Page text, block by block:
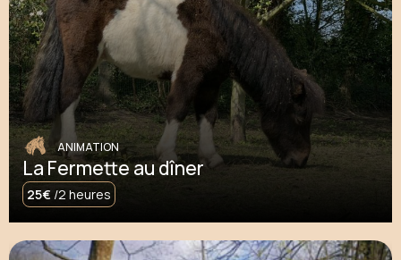
ANIMATION
La Fermette au dîner
25€ /2 heures